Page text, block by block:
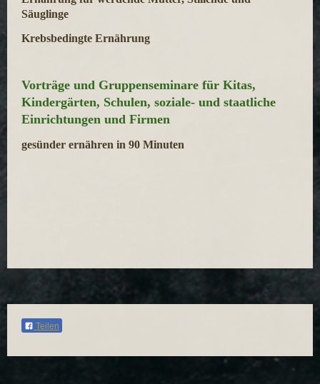
Säuglinge
Krebsbedingte Ernährung
Vorträge und Gruppenseminare für Kitas,
Kindergärten, Schulen, soziale- und staatliche
Einrichtungen und Firmen
gesünder ernähren in 90 Minuten
Teilen